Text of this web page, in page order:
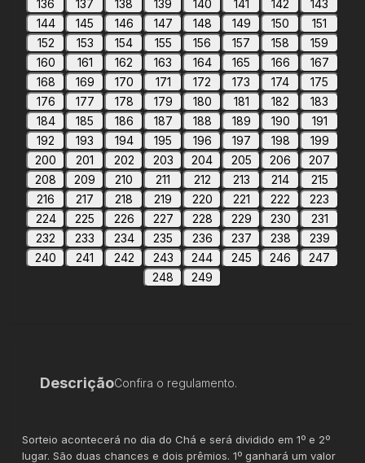
136
137 138 139 140 141 142
143
144
145 146 147 148 149 150
151
152
153 154 155 156 157 158
159
160
161 162 163 164 165 166
167
168
169 170 171 172 173 174
175
176
177 178 179 180 181 182
183
184
185 186 187 188 189 190
191
192
193 194 195 196 197 198
199
200
201 202 203 204 205 206
207
208
209 210 211 212 213 214
215
216
217 218 219 220 221 222
223
224
225 226 227 228 229 230
231
232
233 234 235 236 237 238
239
240
241 242 243 244 245 246
247
248
249
DescriçãoConfira o regulamento.
Sorteio acontecerá no dia do Chá e será dividido em 1º e 2º
lugar. São duas chances e dois prêmios. 1º ganhará um valor